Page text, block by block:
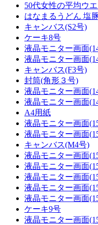
50代女性の平均ウエ
はなまるうどん 塩
キャンバス(S2号)
ケーキ8号
液晶モニター画面
液晶モニター画面
キャンバス(F3号)
封筒(角形３号)
液晶モニター画面
液晶モニター画面
A4用紙
液晶モニター画面
液晶モニター画面
キャンバス(M4号)
液晶モニター画面
液晶モニター画面
液晶モニター画面
液晶モニター画面
液晶モニター画面
ケーキ9号
液晶モニター画面